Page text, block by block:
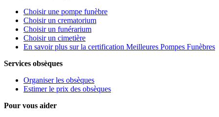
Choisir une pompe funèbre
Choisir un crematorium
Choisir un funérarium
Choisir un cimetière
En savoir plus sur la certification Meilleures Pompes Funèbres
Services obsèques
Organiser les obsèques
Estimer le prix des obsèques
Pour vous aider